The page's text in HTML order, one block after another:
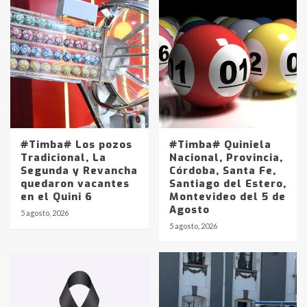
#Timba# Los pozos
Tradicional, La
Segunda y Revancha
quedaron vacantes
en el Quini 6
5 agosto, 2026
#Timba# Quiniela
Nacional, Provincia,
Córdoba, Santa Fe,
Santiago del Estero,
Montevideo del 5 de
Agosto
5 agosto, 2026
Identidad de los adolescentes
pampeanos que fueron
en la mañana del lunes